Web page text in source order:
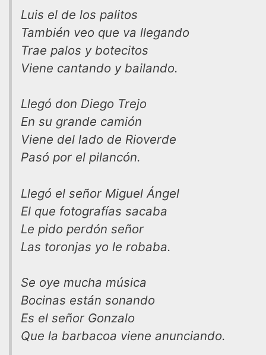
Luis el de los palitos
También veo que va llegando
Trae palos y botecitos
Viene cantando y bailando.
Llegó don Diego Trejo
En su grande camión
Viene del lado de Rioverde
Pasó por el pilancón.
Llegó el señor Miguel Ángel
El que fotografías sacaba
Le pido perdón señor
Las toronjas yo le robaba.
Se oye mucha música
Bocinas están sonando
Es el señor Gonzalo
Que la barbacoa viene anunciando.